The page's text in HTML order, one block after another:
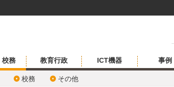
校務
校務 その他
教育行政 ICT機器 事例